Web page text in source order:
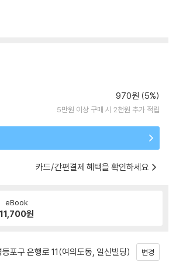
970원 (5%)
5만원 이상 구매 시 2천원 추가 적립
카드/간편결제 혜택을 확인하세요
eBook
11,700원
포구 은행로 11(여의도동, 일신빌딩) 변경